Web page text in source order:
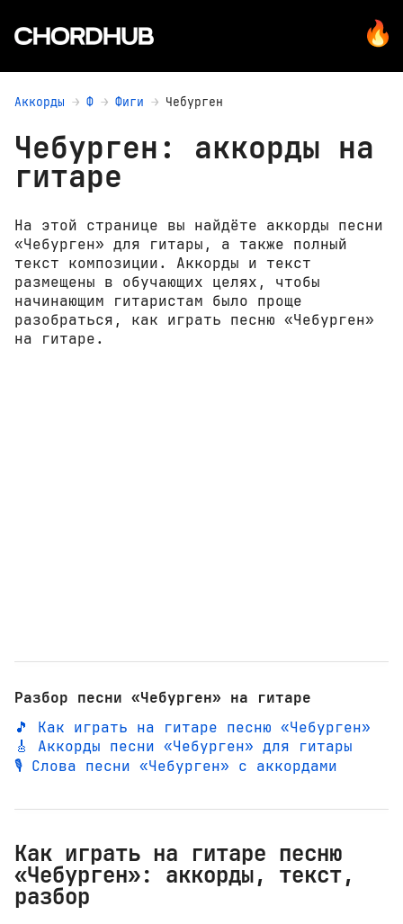
Аккорды Ф Фиги Чебурген
Чебурген: аккорды на
гитаре
На этой странице вы найдёте аккорды песни
«Чебурген» для гитары, а также полный
текст композиции. Аккорды и текст
размещены в обучающих целях, чтобы
начинающим гитаристам было проще
разобраться, как играть песню «Чебурген»
на гитаре.
Разбор песни «Чебурген» на гитаре
🎵 Как играть на гитаре песню «Чебурген»
🎸 Аккорды песни «Чебурген» для гитары
🎙️ Слова песни «Чебурген» с аккордами
Как играть на гитаре песню
«Чебурген»: аккорды, текст,
разбор